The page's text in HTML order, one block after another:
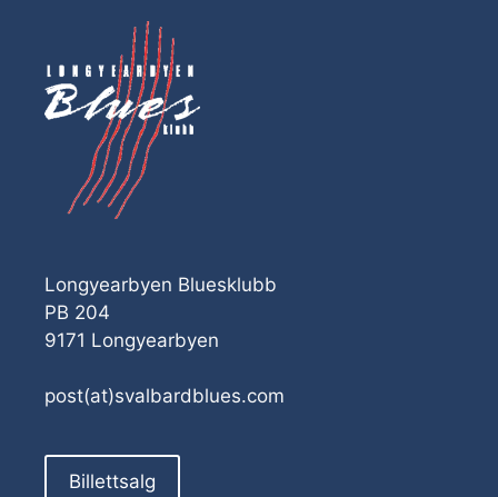
Longyearbyen Bluesklubb
PB 204
9171 Longyearbyen
post(at)svalbardblues.com
Billettsalg